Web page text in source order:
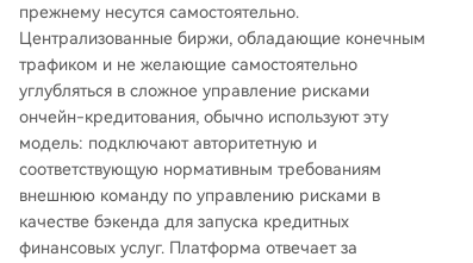
прежнему несутся самостоятельно.
Централизованные биржи, обладающие конечным
трафиком и не желающие самостоятельно
углубляться в сложное управление рисками
ончейн-кредитования, обычно используют эту
модель: подключают авторитетную и
соответствующую нормативным требованиям
внешнюю команду по управлению рисками в
качестве бэкенда для запуска кредитных
финансовых услуг. Платформа отвечает за